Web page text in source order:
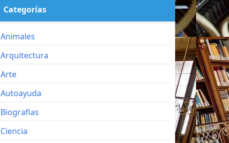
Categorías
Animales
Arquitectura
Arte
Autoayuda
Biografias
Ciencia